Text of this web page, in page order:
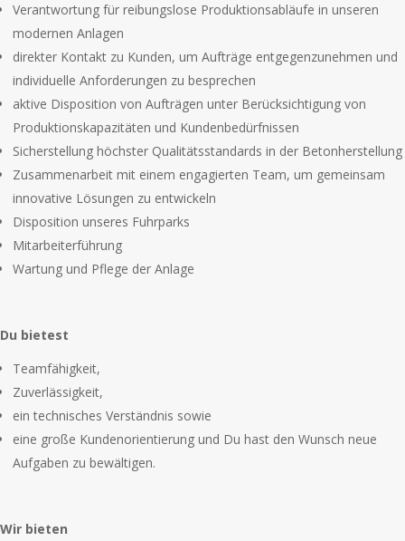
Verantwortung für reibungslose Produktionsabläufe in unseren
modernen Anlagen
direkter Kontakt zu Kunden, um Aufträge entgegenzunehmen und
individuelle Anforderungen zu besprechen
aktive Disposition von Aufträgen unter Berücksichtigung von
Produktionskapazitäten und Kundenbedürfnissen
Sicherstellung höchster Qualitätsstandards in der Betonherstellung
Zusammenarbeit mit einem engagierten Team, um gemeinsam
innovative Lösungen zu entwickeln
Disposition unseres Fuhrparks
Mitarbeiterführung
Wartung und Pflege der Anlage
Du bietest
Teamfähigkeit,
Zuverlässigkeit,
ein technisches Verständnis sowie
eine große Kundenorientierung und Du hast den Wunsch neue
Aufgaben zu bewältigen.
Wir bieten